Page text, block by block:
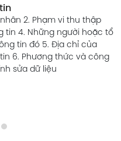
1. Điều kiện bảo hành 2.
Chính sách đổi trả 4.
XEM THÊM